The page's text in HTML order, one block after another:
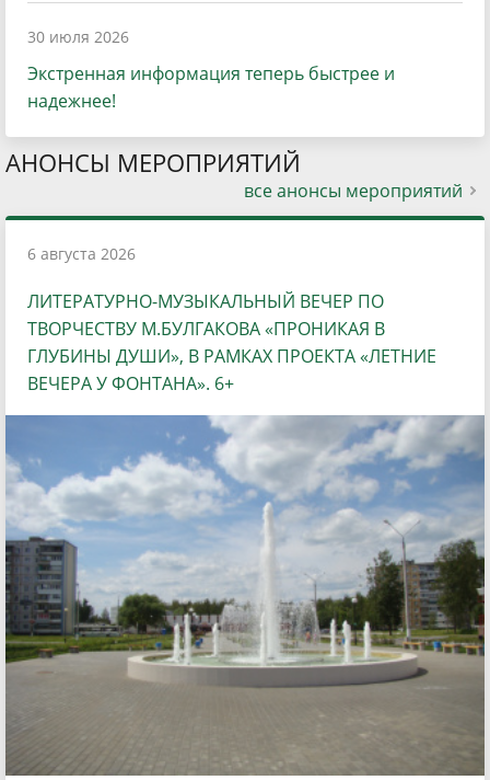
30 июля 2026
Экстренная информация теперь быстрее и
надежнее!
АНОНСЫ МЕРОПРИЯТИЙ
все анонсы мероприятий
6 августа 2026
ЛИТЕРАТУРНО-МУЗЫКАЛЬНЫЙ ВЕЧЕР ПО
ТВОРЧЕСТВУ М.БУЛГАКОВА «ПРОНИКАЯ В
ГЛУБИНЫ ДУШИ», В РАМКАХ ПРОЕКТА «ЛЕТНИЕ
ВЕЧЕРА У ФОНТАНА». 6+